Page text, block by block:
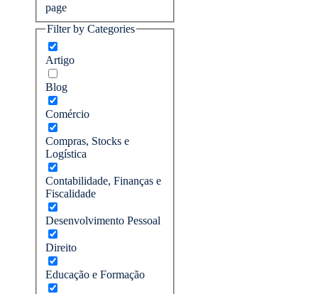
page
Filter by Categories
Artigo
Blog
Comércio
Compras, Stocks e
Logística
Contabilidade, Finanças e
Fiscalidade
Desenvolvimento Pessoal
Direito
Educação e Formação